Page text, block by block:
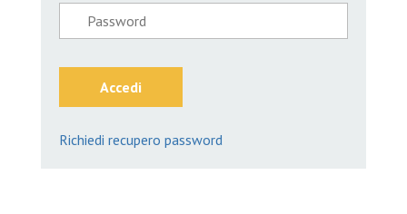
Accedi
Richiedi recupero password